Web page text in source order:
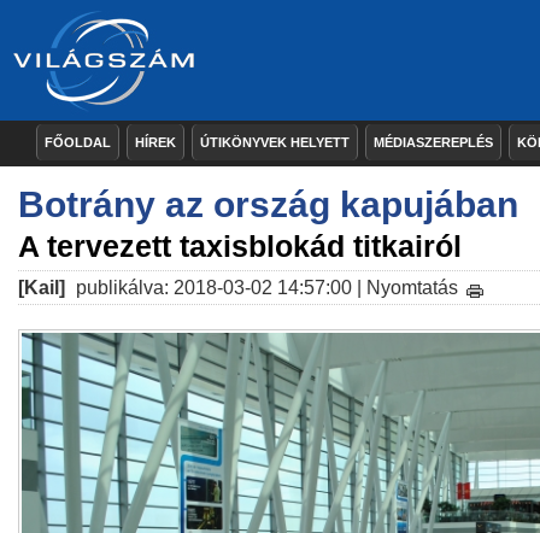
FŐOLDAL HÍREK ÚTIKÖNYVEK HELYETT MÉDIASZEREPLÉS
Botrány az ország kapujában
A tervezett taxisblokád titkairól
[Kail] publikálva: 2018-03-02 14:57:00 | Nyomtatás